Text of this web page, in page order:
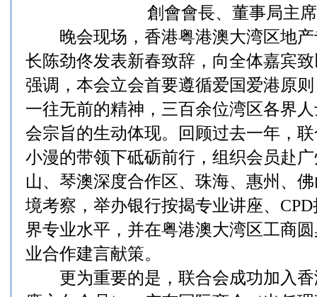
創會會長、董事局主
晚会现场，香港粤港澳大湾区地产
长陈劲佟发表新春致辞，向全体嘉宾
强调，本会立会首要遵循爱国爱港原
一往无前的精神，三百余位湾区各界
会宗旨的生动体现。回顾过去一年，
小漫的带领下砥砺前行，组织会员赴
山、琴澳深度合作区、珠海、惠州、
境考察，举办银行按揭专业讲座、
界专业水平，并在粤港澳大湾区工商
业合作建言献策。
更为重要的是，联合会成功加入香